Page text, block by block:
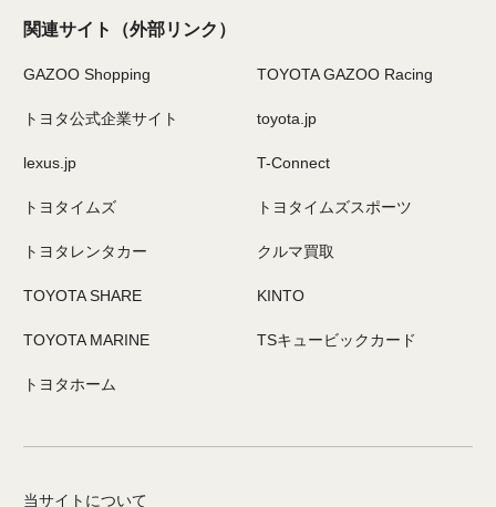
関連サイト （外部リンク）
GAZOO Shopping TOYOTA GAZOO Racing
トヨタ公式企業サイト toyota.jp
lexus.jp T-Connect
トヨタイムズ トヨタイムズスポーツ
トヨタレンタカー クルマ買取
TOYOTA SHARE KINTO
TOYOTA MARINE TSキュービックカード
トヨタホーム
当サイトについて